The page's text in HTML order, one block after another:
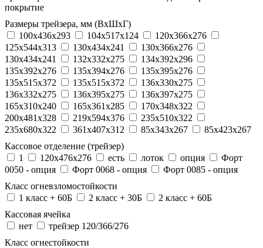
покрытие
Размеры трейзера, мм (ВхШхГ)
100x436x293
104х517х124
120x366x276
125x544x313
130x434x241
130х366х276
130х434х241
132x332x275
134x392x296
135x392x276
135x394x276
135x395x276
135x515x372
135х515х372
136x330x275
136x332x275
136x395x275
136x397x275
165x310x240
165x361x285
170x348x322
200x481x328
219x594x376
235x510x322
235x680x322
361x407x312 85x343x267
85x423x267
Кассовое отделение (трейзер)
1
120х476х276 есть лоток опция
Форт
0050 - опция
Форт 0068 - опция
Форт 0085 - опция
Класс огневзломостойкости
1 класс + 60Б
2 класс + 30Б
2 класс + 60Б
Кассовая ячейка
нет
трейзер 120/366/276
Класс огнестойкости